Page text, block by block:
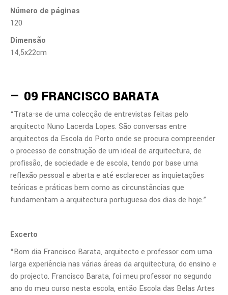
Número de páginas
120
Dimensão
14,5x22cm
— 09 FRANCISCO BARATA
“Trata-se de uma colecção de entrevistas feitas pelo
arquitecto Nuno Lacerda Lopes. São conversas entre
arquitectos da Escola do Porto onde se procura compreender
o processo de construção de um ideal de arquitectura, de
profissão, de sociedade e de escola, tendo por base uma
reflexão pessoal e aberta e até esclarecer as inquietações
teóricas e práticas bem como as circunstâncias que
fundamentam a arquitectura portuguesa dos dias de hoje.”
Excerto
“Bom dia Francisco Barata, arquitecto e professor com uma
larga experiência nas várias áreas da arquitectura, do ensino e
do projecto. Francisco Barata, foi meu professor no segundo
ano do meu curso nesta escola, então Escola das Belas Artes